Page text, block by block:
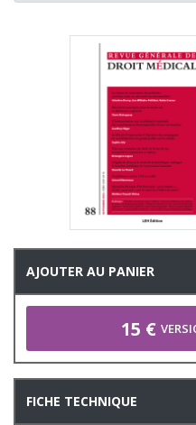
AJOUTER AU PANIER
15 €
FICHE TECHNIQUE